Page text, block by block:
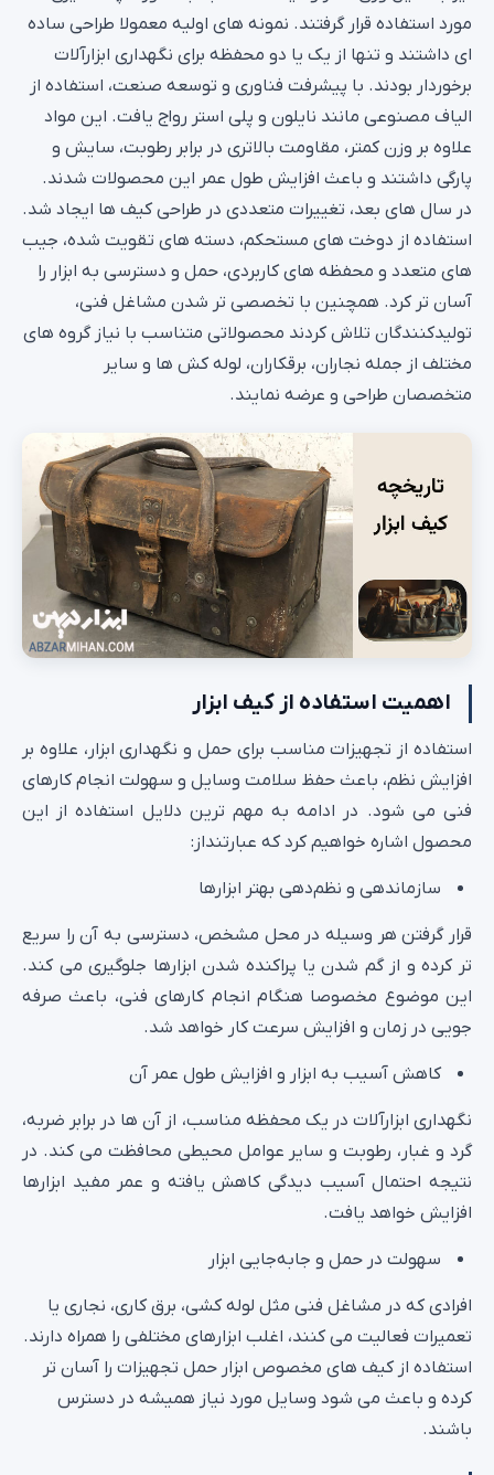
مورد استفاده قرار گرفتند. نمونه‌ های اولیه معمولا طراحی ساده‌
ای داشتند و تنها از یک یا دو محفظه برای نگهداری ابزارآلات
برخوردار بودند. با پیشرفت فناوری و توسعه صنعت، استفاده از
الیاف مصنوعی مانند نایلون و پلی‌ استر رواج یافت. این مواد
علاوه بر وزن کمتر، مقاومت بالاتری در برابر رطوبت، سایش و
پارگی داشتند و باعث افزایش طول عمر این محصولات شدند.
در سال‌ های بعد، تغییرات متعددی در طراحی کیف ها ایجاد شد.
استفاده از دوخت‌ های مستحکم، دسته‌ های تقویت‌ شده، جیب‌
های متعدد و محفظه‌ های کاربردی، حمل و دسترسی به ابزار را
آسان‌ تر کرد. همچنین با تخصصی‌ تر شدن مشاغل فنی،
تولیدکنندگان تلاش کردند محصولاتی متناسب با نیاز گروه‌ های
مختلف از جمله نجاران، برقکاران، لوله‌ کش‌ ها و سایر
متخصصان طراحی و عرضه نمایند.
اهمیت استفاده از کیف ابزار
استفاده از تجهیزات مناسب برای حمل و نگهداری ابزار، علاوه بر
افزایش نظم، باعث حفظ سلامت وسایل و سهولت انجام کارهای
فنی می‌ شود. در ادامه به مهم‌ ترین دلایل استفاده از این
محصول اشاره خواهیم کرد که عبارتنداز:
سازماندهی و نظم‌دهی بهتر ابزارها
قرار گرفتن هر وسیله در محل مشخص، دسترسی به آن را سریع‌
تر کرده و از گم شدن یا پراکنده شدن ابزارها جلوگیری می‌ کند.
این موضوع مخصوصا هنگام انجام کارهای فنی، باعث صرفه‌
جویی در زمان و افزایش سرعت کار خواهد شد.
کاهش آسیب به ابزار و افزایش طول عمر آن
نگهداری ابزارآلات در یک محفظه مناسب، از آن‌ ها در برابر ضربه،
گرد و غبار، رطوبت و سایر عوامل محیطی محافظت می‌ کند. در
نتیجه احتمال آسیب‌ دیدگی کاهش یافته و عمر مفید ابزارها
افزایش خواهد یافت.
سهولت در حمل و جابه‌جایی ابزار
افرادی که در مشاغل فنی مثل لوله‌ کشی، برق‌ کاری، نجاری یا
تعمیرات فعالیت می‌ کنند، اغلب ابزارهای مختلفی را همراه دارند.
استفاده از کیف های مخصوص ابزار حمل تجهیزات را آسان‌ تر
کرده و باعث می‌ شود وسایل مورد نیاز همیشه در دسترس
باشند.